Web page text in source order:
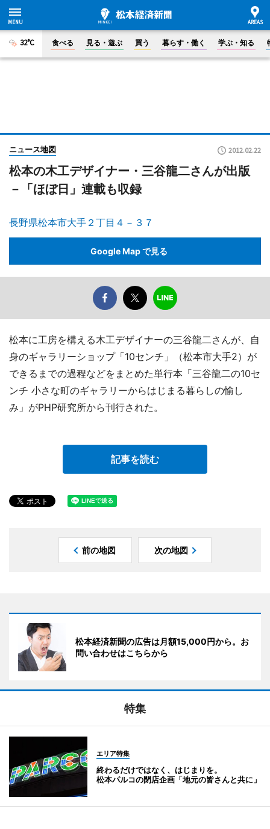
32°C 食べる 見る・遊ぶ 買う 暮らす・働く 学ぶ・知る
ニュース地図 2012.02.22
松本の木工デザイナー・三谷龍二さんが出版
－「ほぼ日」連載も収録
長野県松本市大手２丁目４－３７
Google Map で見る
松本に工房を構える木工デザイナーの三谷龍二さんが、自
身のギャラリーショップ「10センチ」（松本市大手2）が
できるまでの過程などをまとめた単行本「三谷龍二の10セ
ンチ 小さな町のギャラリーからはじまる暮らしの愉し
み」がPHP研究所から刊行された。
記事を読む
前の地図 次の地図
松本経済新聞の広告は月額15,000円から。お
問い合わせはこちらから
特集
エリア特集
終わるだけではなく、はじまりを。
松本パルコの閉店企画「地元の皆さんと共に」